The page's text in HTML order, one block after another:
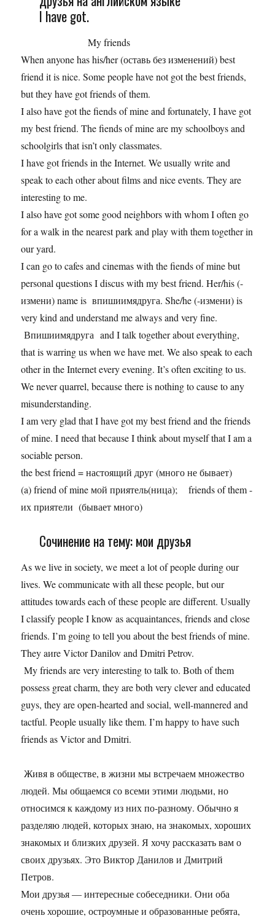
I have got.
My friends
When anyone has his/her (оставь без изменений) best
friend it is nice. Some people have not got the best friends,
but they have got friends of them.
I also have got the fiends of mine and fortunately, I have got
my best friend. The fiends of mine are my schoolboys and
schoolgirls that isn’t only classmates.
I have got friends in the Internet. We usually write and
speak to each other about films and nice events. They are
interesting to me.
I also have got some good neighbors with whom I often go
for a walk in the nearest park and play with them together in
our yard.
I can go to cafes and cinemas with the fiends of mine but
personal questions I discus with my best friend. Her/his (-
измени) name is впишиимядруга. She/he (-измени) is
very kind and understand me always and very fine.
Впишиимядруга and I talk together about everything,
that is warring us when we have met. We also speak to each
other in the Internet every evening. It’s often exciting to us.
We never quarrel, because there is nothing to cause to any
misunderstanding.
I am very glad that I have got my best friend and the friends
of mine. I need that because I think about myself that I am a
sociable person.
the best friend = настоящий друг (много не бывает)
(a) friend of mine мой приятель(ница); friends of them -
их приятели (бывает много)
Сочинение на тему: мои друзья
As we live in society, we meet a lot of people during our
lives. We communicate with all these people, but our
attitudes towards each of these people are different. Usually
I classify people I know as acquaintances, friends and close
friends. I’m going to tell you about the best friends of mine.
They aиre Victor Danilov and Dmitri Petrov.
My friends are very interesting to talk to. Both of them
possess great charm, they are both very clever and educated
guys, they are open-hearted and social, well-mannered and
tactful. People usually like them. I’m happy to have such
friends as Victor and Dmitri.
Живя в обществе, в жизни мы встречаем множество
людей. Мы общаемся со всеми этими людьми, но
относимся к каждому из них по-разному. Обычно я
разделяю людей, которых знаю, на знакомых, хороших
знакомых и близких друзей. Я хочу рассказать вам о
своих друзьях. Это Виктор Данилов и Дмитрий
Петров.
Мои друзья — интересные собеседники. Они оба
очень хорошие, остроумные и образованные ребята,